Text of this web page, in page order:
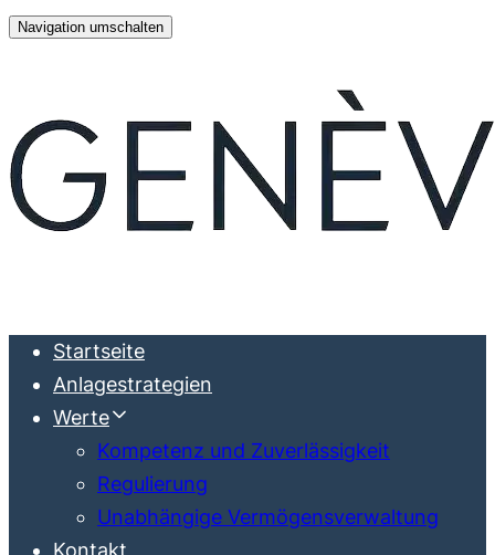
Links
Zur
Zum
Inhalt
springen
Navigation umschalten
Startseite
Anlagestrategien
Werte
Kompetenz und Zuverlässigkeit
Regulierung
Unabhängige Vermögensverwaltung
Kontakt